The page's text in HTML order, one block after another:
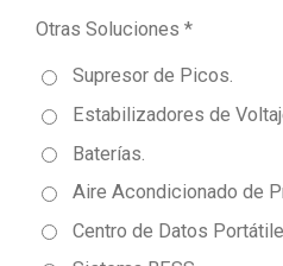
Otras Soluciones *
Supresor de Picos.
Estabilizadores de
Baterías.
Aire Acondicionado de
Centro de Datos